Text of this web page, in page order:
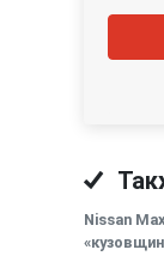
Nissan